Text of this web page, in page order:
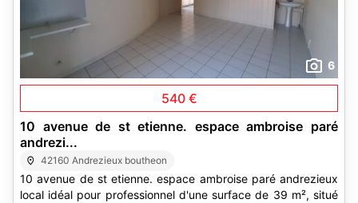
6
540 €
10 avenue de st etienne. espace ambroise paré
andrezi...
42160 Andrezieux boutheon
10 avenue de st etienne. espace ambroise paré andrezieux
local idéal pour professionnel d'une surface de 39 m², situé